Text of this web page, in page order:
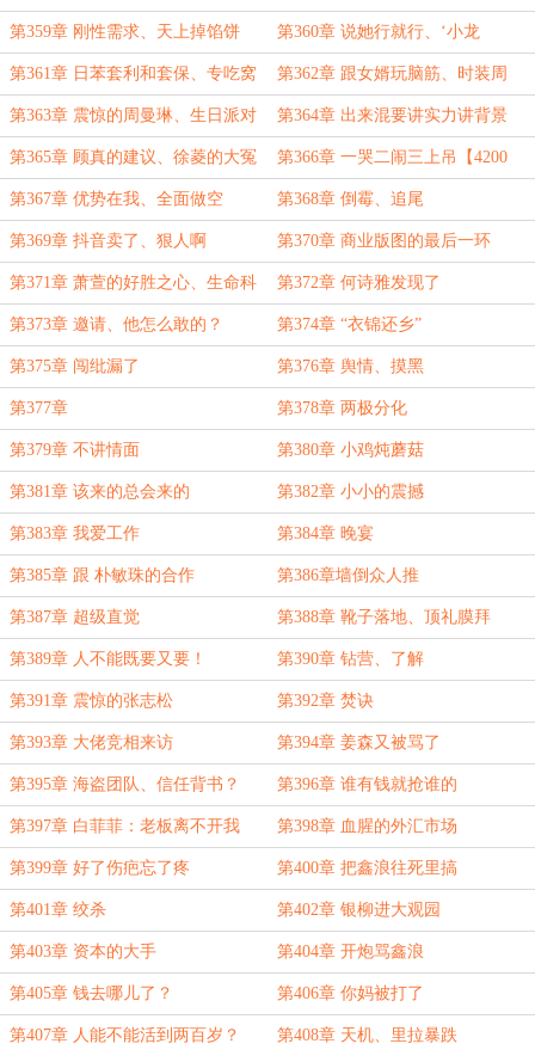
计划、顶流邱星洁【7100字】 字】
第359章 刚性需求、天上掉馅饼
【7300字求订阅】
第360章 说她行就行、‘小龙
虾’【6100字】
第361章 日苯套利和套保、专吃窝
边草【6700字】
第362章 跟女婿玩脑筋、时装周
【6200字求月票！求订阅】
第363章 震惊的周曼琳、生日派对
【5500字】
第364章 出来混要讲实力讲背景
【6000字求月票】
第365章 顾真的建议、徐菱的大冤
种哥哥【6100字求月票】
第366章 一哭二闹三上吊【4200
字】
第367章 优势在我、全面做空
【6000字】
第368章 倒霉、追尾
第369章 抖音卖了、狠人啊 第370章 商业版图的最后一环
第371章 萧萱的好胜之心、生命科
学研究院开工
第372章 何诗雅发现了
第373章 邀请、他怎么敢的？ 第374章 “衣锦还乡”
第375章 闯纰漏了 第376章 舆情、摸黑
第377章 第378章 两极分化
第379章 不讲情面 第380章 小鸡炖蘑菇
第381章 该来的总会来的 第382章 小小的震撼
第383章 我爱工作 第384章 晚宴
第385章 跟 朴敏珠的合作 第386章墙倒众人推
第387章 超级直觉 第388章 靴子落地、顶礼膜拜
第389章 人不能既要又要！ 第390章 钻营、了解
第391章 震惊的张志松 第392章 焚诀
第393章 大佬竞相来访 第394章 姜森又被骂了
第395章 海盗团队、信任背书？ 第396章 谁有钱就抢谁的
第397章 白菲菲：老板离不开我 第398章 血腥的外汇市场
第399章 好了伤疤忘了疼 第400章 把鑫浪往死里搞
第401章 绞杀 第402章 银柳进大观园
第403章 资本的大手 第404章 开炮骂鑫浪
第405章 钱去哪儿了？ 第406章 你妈被打了
第407章 人能不能活到两百岁？ 第408章 天机、里拉暴跌